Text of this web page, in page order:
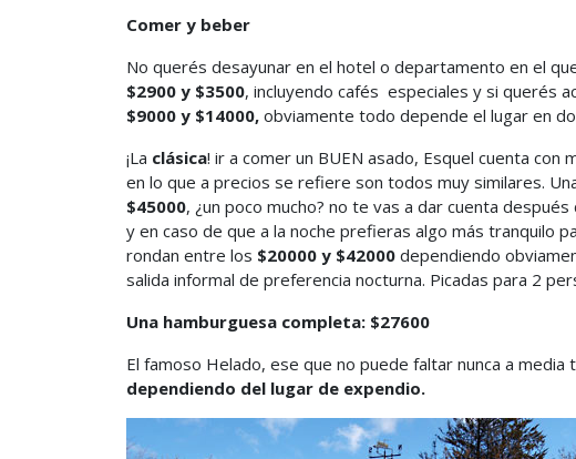
Comer y beber
No querés desayunar en el hotel o departamento en el
$2900 y $3500, incluyendo cafés especiales y si querés
$9000 y $14000, obviamente todo depende el lugar en
¡La clásica! ir a comer un BUEN asado, Esquel cuenta
en lo que a precios se refiere son todos muy similares.
$45000, ¿un poco mucho? no te vas a dar cuenta
y en caso de que a la noche prefieras algo más tranquilo
rondan entre los $20000 y $42000 dependiendo
salida informal de preferencia nocturna. Picadas para 2
Una hamburguesa completa: $27600
El famoso Helado, ese que no puede faltar nunca a
dependiendo del lugar de expendio.